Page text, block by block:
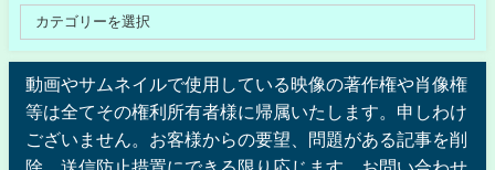
動画やサムネイルで使用している映像の著作権や肖像権
等は全てその権利所有者様に帰属いたします。申しわけ
ございません。お客様からの要望、問題がある記事を削